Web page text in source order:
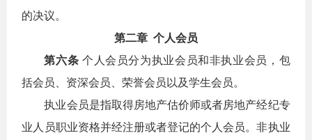
的决议。
第二章 个人会员
第六条 个人会员分为执业会员和非执业会员，包
括会员、资深会员、荣誉会员以及学生会员。
执业会员是指取得房地产估价师或者房地产经纪专
业人员职业资格并经注册或者登记的个人会员。非执业